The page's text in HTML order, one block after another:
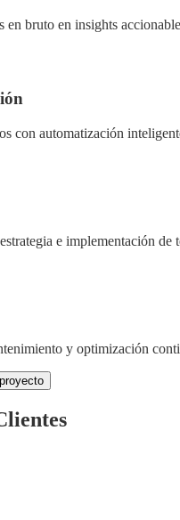
en bruto en insights
con automatización
e implementación de
y optimización